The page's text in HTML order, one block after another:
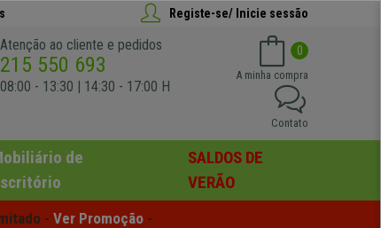
Registe-se/ Inicie sessão
Atenção ao cliente e pedidos
215 550 693
08:00 - 13:30 | 14:30 - 17:00 H
0
A minha compra
Contato
de
SALDOS DE
VERÃO
- Ver Promoção -